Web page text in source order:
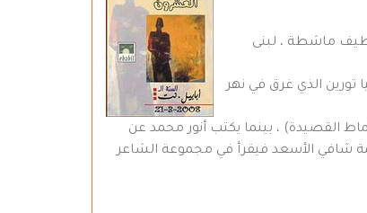
ماشطة ، لبنى
تورين الذي غرق في نهر
القصيدة) ، بينما يكتب أنور محمد عن
شافي الأسعد فيقرأ في مجموعة الشاعر